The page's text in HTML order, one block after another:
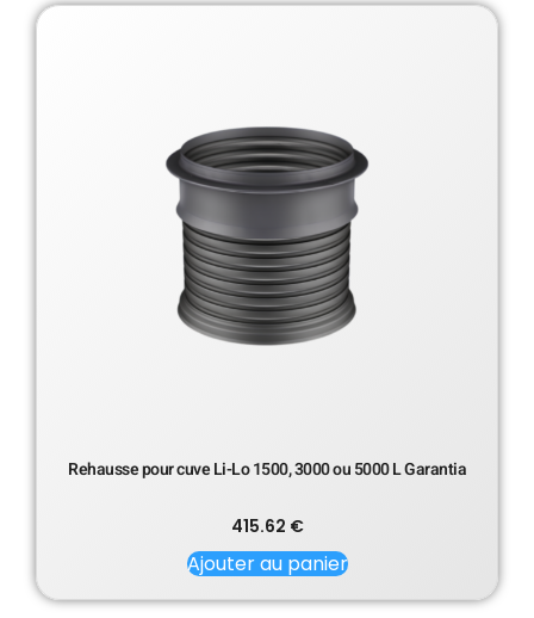
Rehausse pour cuve Li-Lo 1500, 3000 ou 5000 L Garantia
415.62 €
Ajouter au panier